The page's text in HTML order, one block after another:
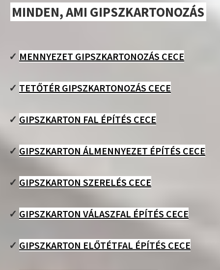
MINDEN, AMI GIPSZKARTONOZÁS
✓ MENNYEZET GIPSZKARTONOZÁS CECE
✓ TETŐTÉR GIPSZKARTONOZÁS CECE
✓ GIPSZKARTON FAL ÉPÍTÉS CECE
✓ GIPSZKARTON ÁLMENNYEZET ÉPÍTÉS CECE
✓ GIPSZKARTON SZERELÉS CECE
✓ GIPSZKARTON VÁLASZFAL ÉPÍTÉS CECE
✓ GIPSZKARTON ELŐTÉTFAL ÉPÍTÉS CECE